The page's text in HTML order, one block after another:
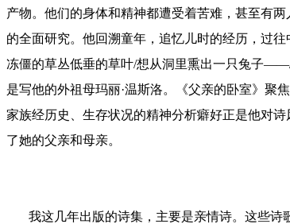
产物。他们的身体和精神都遭受着苦难，甚至有
的全面研究。他回溯童年，追忆儿时的经历，过
冻僵的草丛低垂的草叶/想从洞里熏出一只兔子——/
是写他的外祖母玛丽·温斯洛。《父亲的卧室》聚
家族经历史、生存状况的精神分析癖好正是他对
了她的父亲和母亲。
我这几年出版的诗集，主要是亲情诗。这些诗